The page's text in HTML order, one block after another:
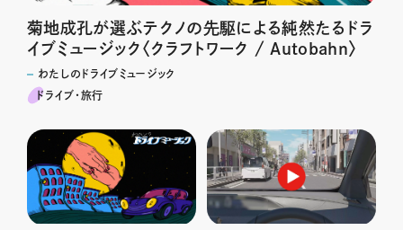
菊地成孔が選ぶテクノの先駆による純然たるドラ
イブミュージック〈クラフトワーク / Autobahn〉
わたしのドライブミュージック
ドライブ･旅行